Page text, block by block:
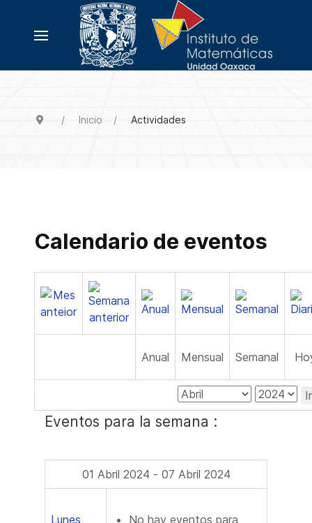
Inicio Actividades
Calendario de eventos
Anual Mensual Semanal
Eventos para la semana :
01 Abril 2024 - 07 Abril 2024
Lunes
No hay eventos para